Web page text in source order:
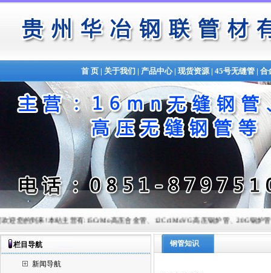
首 页| 关于我们 | 产品中心| 现货资源| 45号无缝管| 合
您的到来!本站主营有:15CrMo高压合金管、12Cr1MoVG高压锅炉管、20G锅炉管
栏目导航
新闻导航
钢管知识